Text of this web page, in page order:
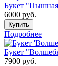
Букет
6000 руб.
Купить
Подробнее
Букет
7900 руб.